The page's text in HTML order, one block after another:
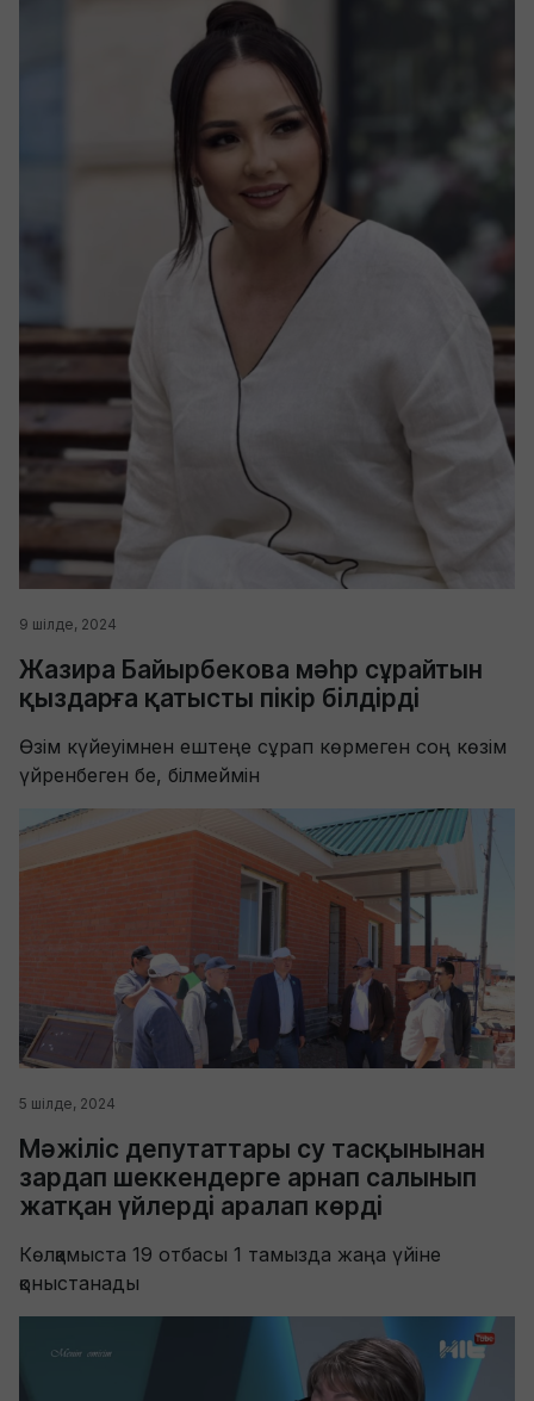
9 шілде, 2024
Жазира Байырбекова мәһр сұрайтын
қыздарға қатысты пікір білдірді
Өзім күйеуімнен ештеңе сұрап көрмеген соң көзім
үйренбеген бе, білмеймін
5 шілде, 2024
Мәжіліс депутаттары су тасқынынан
зардап шеккендерге арнап салынып
жатқан үйлерді аралап көрді
Көлқамыста 19 отбасы 1 тамызда жаңа үйіне
қоныстанады